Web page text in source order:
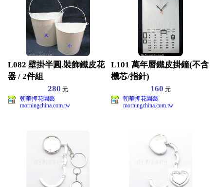
L082 壁掛半圓.裝飾鐵皮花
器 / 2件組
280 元
朝華押花園藝
morningchina.com.tw
L101 萬年曆鐵皮掛鐘(不含
機芯/指針)
160 元
朝華押花園藝
morningchina.com.tw